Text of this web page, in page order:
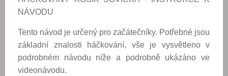
NÁVODU
Tento návod je určený pro začátečníky. Potřebné jsou
základní znalosti háčkování, vše je vysvětleno v
podrobném návodu níže a podrobně ukázáno ve
videonávodu.